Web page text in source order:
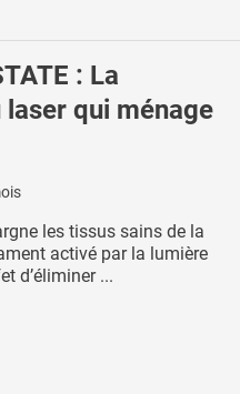
: La
qui ménage
les tissus sains de la
activé par la lumière
d’éliminer ...